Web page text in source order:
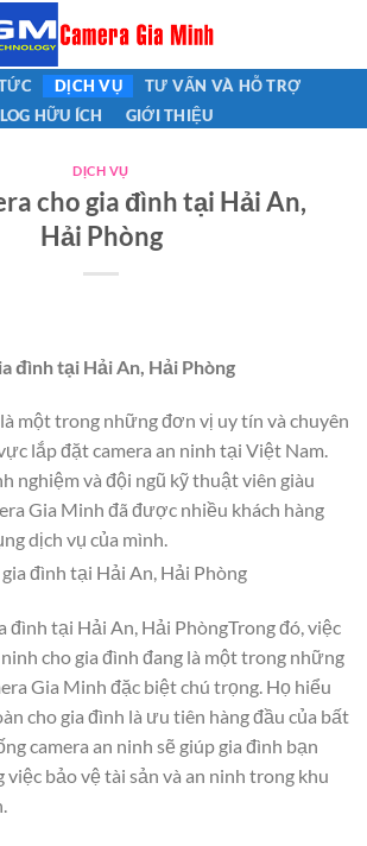
DỊCH VỤ
TƯ VẤN VÀ HỖ TRỢ
HỮU ÍCH
GIỚI THIỆU
DỊCH VỤ
cho gia đình tại Hải An,
Hải Phòng
đình tại Hải An, Hải Phòng
một trong những đơn vị uy tín và chuyên
lắp đặt camera an ninh tại Việt Nam.
nghiệm và đội ngũ kỹ thuật viên giàu
Gia Minh đã được nhiều khách hàng
dịch vụ của mình.
đình tại Hải An, Hải PhòngTrong đó, việc
cho gia đình đang là một trong những
Gia Minh đặc biệt chú trọng. Họ hiểu
cho gia đình là ưu tiên hàng đầu của bất
camera an ninh sẽ giúp gia đình bạn
bảo vệ tài sản và an ninh trong khu